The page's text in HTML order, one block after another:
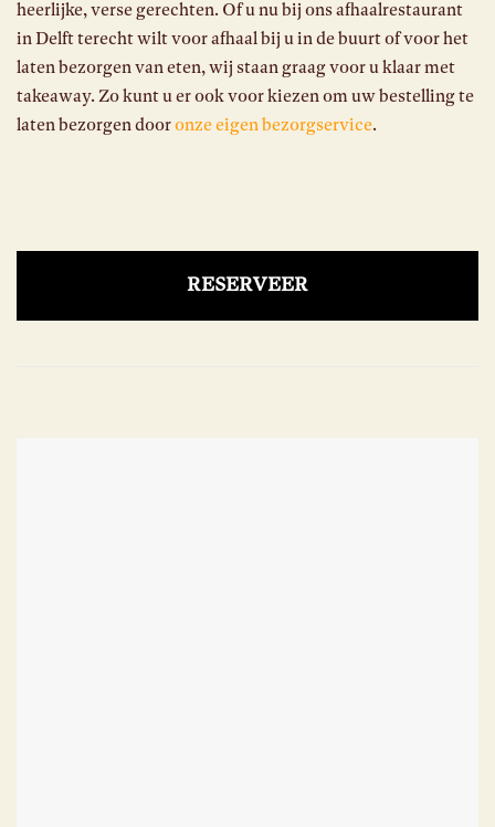
heerlijke, verse gerechten. Of u nu bij ons afhaalrestaurant
in Delft terecht wilt voor afhaal bij u in de buurt of voor het
laten bezorgen van eten, wij staan graag voor u klaar met
takeaway. Zo kunt u er ook voor kiezen om uw bestelling te
laten bezorgen dooronze eigen bezorgservice.
RESERVEER